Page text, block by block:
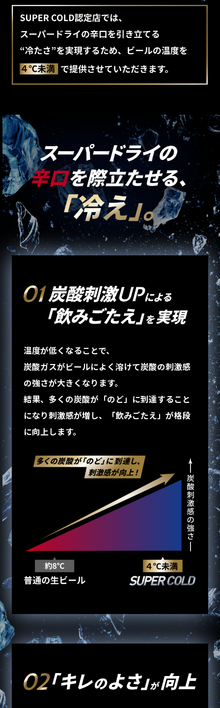
温度が低くなることで、
炭酸ガスがビールによく溶けて炭酸の刺激感
の強さが大きくなります。
結果、多くの炭酸が「のど」に到達すること
になり刺激感が増し、「飲みごたえ」が格段
に向上します。